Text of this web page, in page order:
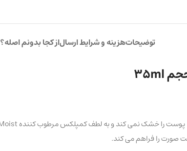
توضیحاتهزینه و شرایط ارسالاز کجا بدونم اصله؟
صورت را فراهم می کند.